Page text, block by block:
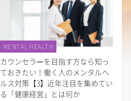
MENTAL HEALTH
カウンセラーを目指す方なら知っ
ておきたい！働く人のメンタルヘ
ルス対策【3】近年注目を集めてい
る「健康経営」とは何か